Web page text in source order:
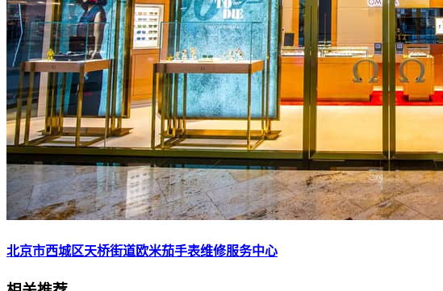
北京市西城区天桥街道欧米茄手表维修服务中心